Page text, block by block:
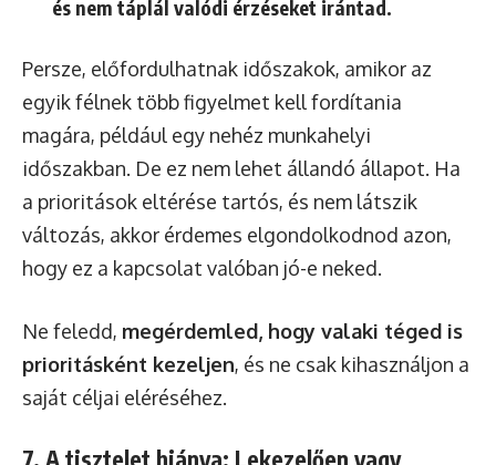
és nem táplál valódi érzéseket irántad.
Persze, előfordulhatnak időszakok, amikor az
egyik félnek több figyelmet kell fordítania
magára, például egy nehéz munkahelyi
időszakban. De ez nem lehet állandó állapot. Ha
a prioritások eltérése tartós, és nem látszik
változás, akkor érdemes elgondolkodnod azon,
hogy ez a kapcsolat valóban jó-e neked.
Ne feledd, megérdemled, hogy valaki téged is
prioritásként kezeljen, és ne csak kihasználjon a
saját céljai eléréséhez.